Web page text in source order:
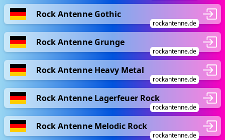
Rock Antenne Gothic
rockantenne.de
Rock Antenne Grunge
rockantenne.de
Rock Antenne Heavy Metal
rockantenne.de
Rock Antenne Lagerfeuer Rock
rockantenne.de
Rock Antenne Melodic Rock
rockantenne.de